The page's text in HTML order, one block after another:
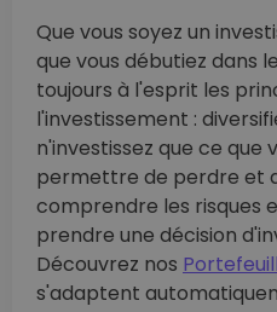
Que vous soyez un
que vous débutiez dans
toujours à l'esprit les
l'investissement :
n'investissez que ce que
permettre de perdre et
comprendre les risques
prendre une décision
Découvrez nos
s'adaptent